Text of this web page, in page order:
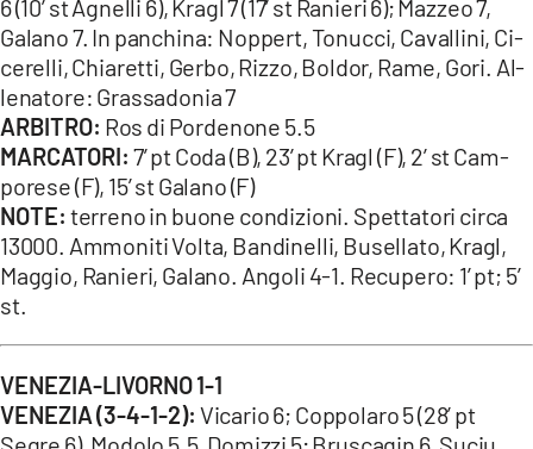
6 (10’ st Agnelli 6), Kragl 7 (17’ st Ranieri 6); Mazzeo 7,
Galano 7. In panchina: Noppert, Tonucci, Cavallini, Ci-
cerelli, Chiaretti, Gerbo, Rizzo, Boldor, Rame, Gori. Al-
lenatore: Grassadonia 7
ARBITRO: Ros di Pordenone 5.5
MARCATORI: 7’ pt Coda (B), 23’ pt Kragl (F), 2’ st Cam-
porese (F), 15’ st Galano (F)
NOTE: terreno in buone condizioni. Spettatori circa
13000. Ammoniti Volta, Bandinelli, Busellato, Kragl,
Maggio, Ranieri, Galano. Angoli 4-1. Recupero: 1’ pt; 5’
st.
VENEZIA-LIVORNO 1-1
VENEZIA (3-4-1-2): Vicario 6; Coppolaro 5 (28’ pt